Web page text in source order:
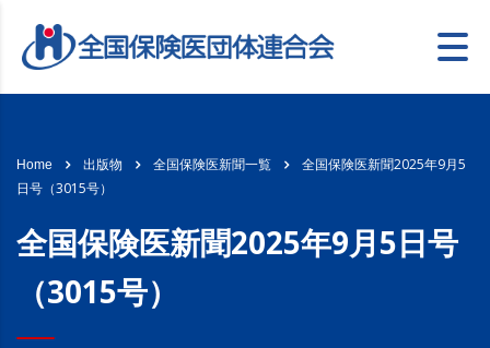
Home 出版物 全国保険医新聞一覧
全国保険医新聞2025年9月5
日号（3015号）
全国保険医新聞2025年9月5日号
（3015号）